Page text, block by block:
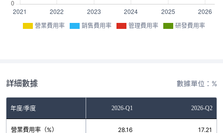
營業費用率 銷售費用率 管理費用率 研發費用率
詳細數據 數據單位：%
年度/季度2025-Q4 2026-Q1 2026-Q2
營業費用率（%）
22.74 28.16 17.21